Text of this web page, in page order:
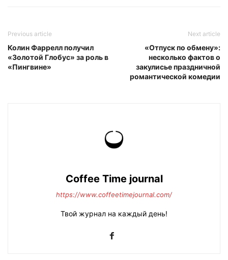
Previous article
Колин Фаррелл получил
«Золотой Глобус» за роль в
«Пингвине»
Next article
«Отпуск по обмену»:
несколько фактов о
закулисье праздничной
романтической комедии
Coffee Time journal
https://www.coffeetimejournal.com/
Твой журнал на каждый день!